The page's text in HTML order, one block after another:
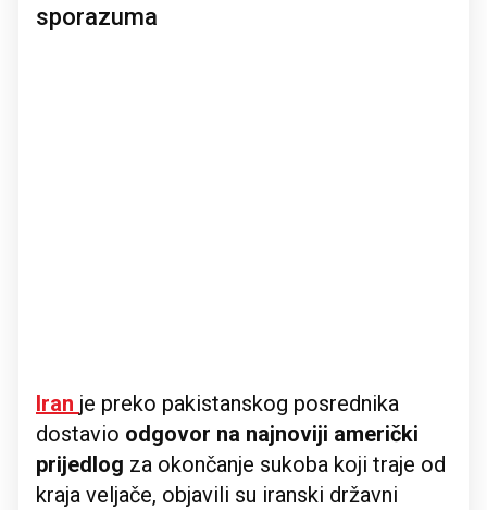
sporazuma
Iran je preko pakistanskog posrednika
dostavio odgovor na najnoviji američki
prijedlog za okončanje sukoba koji traje od
kraja veljače, objavili su iranski državni